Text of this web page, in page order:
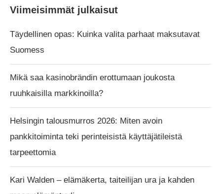
Viimeisimmät julkaisut
Täydellinen opas: Kuinka valita parhaat maksutavat
Suomess
Mikä saa kasinobrändin erottumaan joukosta
ruuhkaisilla markkinoilla?
Helsingin talousmurros 2026: Miten avoin
pankkitoiminta teki perinteisistä käyttäjätileistä
tarpeettomia
Kari Walden – elämäkerta, taiteilijan ura ja kahden